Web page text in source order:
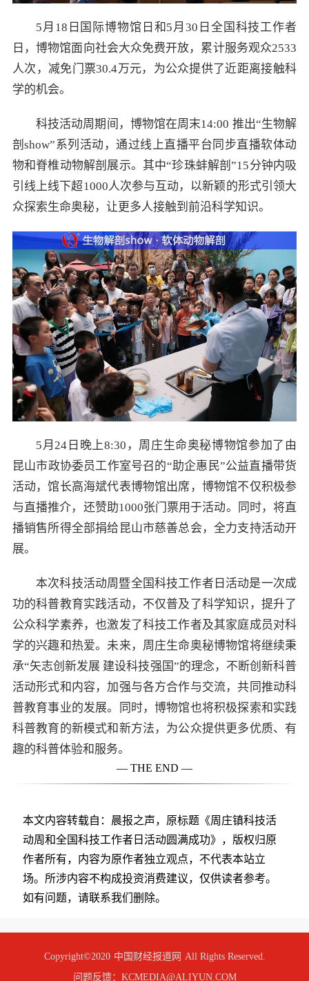
5月18日国际博物馆日和5月30日全国科技工作者
日，博物馆面向社会大众免费开放，累计服务观众2533
人次，减免门票30.4万元，为公众提供了近距离接触科
学的机会。
科技活动周期间，博物馆在周末14:00 推出“生物解
剖show”系列活动，通过线上直播平台同步直播软体动
物和脊椎动物解剖展示。其中“珍珠蚌解剖”15分钟内吸
引线上线下超1000人次参与互动，以新颖的形式引领大
众探索生命奥秘，让更多人接触到前沿科学知识。
5月24日晚上8:30，周庄生命奥秘博物馆参加了由
昆山市政协委员工作室号召的“助企惠民”公益直播带货
活动，馆长高海斌代表博物馆出席，博物馆不仅积极参
与直播推介，还赞助1000张门票用于活动。同时，将直
播销售所得全部捐给昆山市慈善总会，全力支持活动开
展。
本次科技活动周暨全国科技工作者日活动是一次成
功的科普教育实践活动，不仅普及了科学知识，提升了
公众科学素养，也激发了科技工作者及其家庭成员对科
学的兴趣和热爱。未来，周庄生命奥秘博物馆将继续秉
承“矢志创新发展 建设科技强国”的理念，不断创新科普
活动形式和内容，加强与各方合作与交流，共同推动科
普教育事业的发展。同时，博物馆也将积极探索和实践
科普教育的新模式和新方法，为公众提供更多优质、有
趣的科普体验和服务。
— THE END —
本文内容转载自：晨报之声，原标题《周庄镇科技活
动周和全国科技工作者日活动圆满成功》，版权归原
作者所有，内容为原作者独立观点，不代表本站立
场。所涉内容不构成投资消费建议，仅供读者参考。
如有问题，请联系我们删除。
Copyright©2020 中国财经报道网 All Rights Reserved.
问题反馈：KCMEDIA@ALIYUN.COM